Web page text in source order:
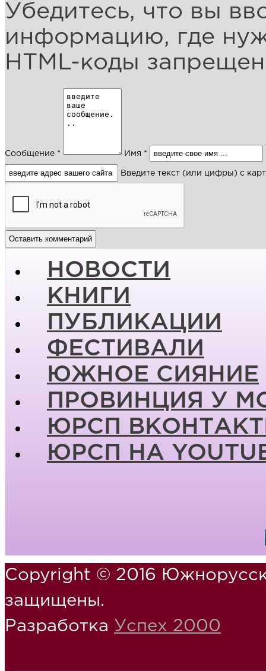
Убедитесь, что вы
информацию, где
HTML-коды
Сообщение * Имя *
Введите текст (или цифры) с
НОВОСТИ
КНИГИ
ПУБЛИКАЦИИ
ФЕСТИВАЛИ
ЮЖНОЕ СИЯНИЕ
ПРОВИНЦИЯ У
ЮРСП
ЮРСП НА
Copyright © 2016
защищены.
Разработка Успех 2000